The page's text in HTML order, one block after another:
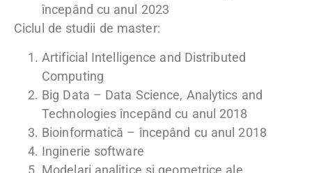
începând cu anul 2023
Ciclul de studii de master:
Artificial Intelligence and Distributed
Computing
Big Data – Data Science, Analytics and
Technologies începând cu anul 2018
Bioinformatică – începând cu anul 2018
Inginerie software
Modelari analitice și geometrice ale